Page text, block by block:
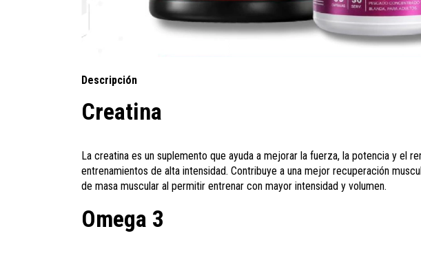
Descripción
Creatina
La creatina es un suplemento que ayuda a mejorar la fuerza, la potencia y el
entrenamientos de alta intensidad. Contribuye a una mejor recuperación
de masa muscular al permitir entrenar con mayor intensidad y volumen.
Omega 3